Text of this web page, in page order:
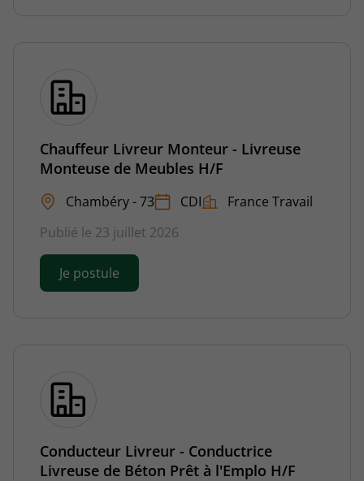
Chauffeur Livreur Monteur - Livreuse
Monteuse de Meubles H/F
Chambéry - 73 CDI
France Travail
Publié le 23 juillet 2026
Je postule
Conducteur Livreur - Conductrice
Livreuse de Béton Prêt à l'Emplo H/F